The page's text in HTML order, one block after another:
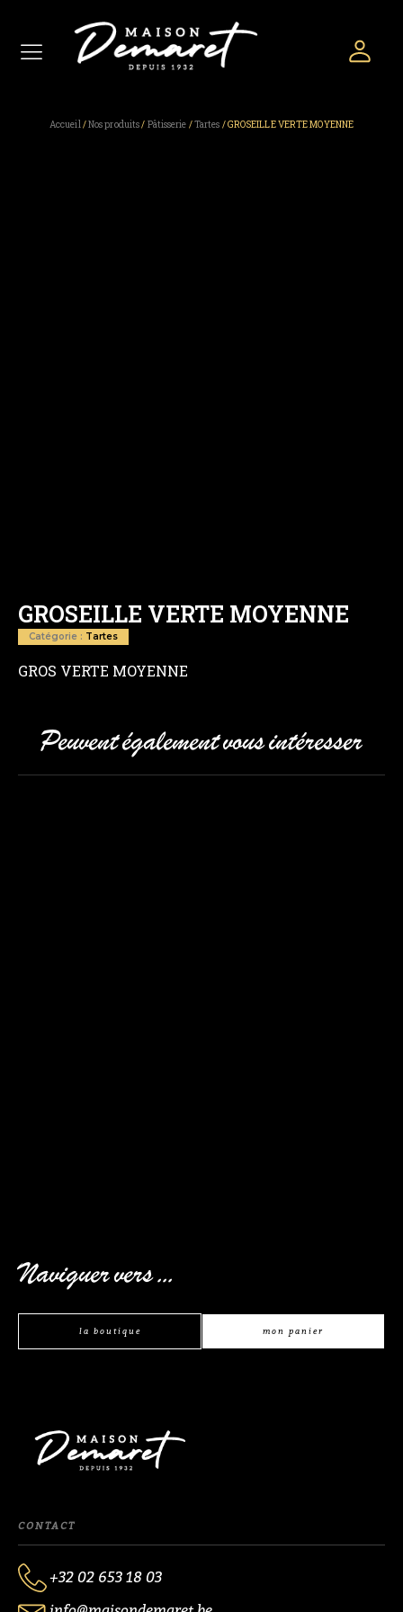
Accueil/Nos produits/ Pâtisserie /Tartes / GROSEILLE VERTE MOYENNE
GROSEILLE VERTE MOYENNE
Catégorie : Tartes
GROS VERTE MOYENNE
Peuvent également vous intéresser
Naviguer vers ...
la boutique mon panier
CONTACT
+32 02 653 18 03